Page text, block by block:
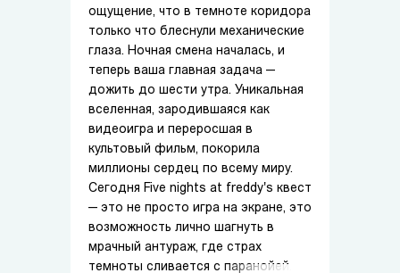
ощущение, что в темноте коридора
только что блеснули механические
глаза. Ночная смена началась, и
теперь ваша главная задача —
дожить до шести утра. Уникальная
вселенная, зародившаяся как
видеоигра и переросшая в
культовый фильм, покорила
миллионы сердец по всему миру.
Сегодня Five nights at freddy's квест
— это не просто игра на экране, это
возможность лично шагнуть в
мрачный антураж, где страх
темноты сливается с паранойей.